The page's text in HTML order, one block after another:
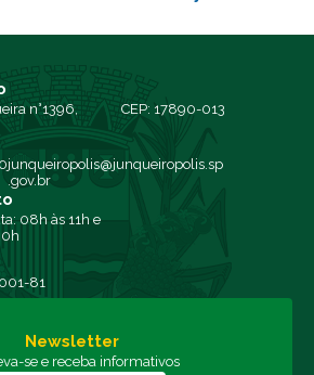
n°1396,
CEP: 17890-013
junqueiropolis@junqueiropolis.sp
.gov.br
08h às 11h e
81
Newsletter
se e receba informativos